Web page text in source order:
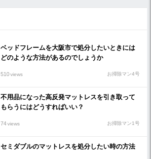
ベッドフレームを大阪市で処分したいときには
どのような方法があるのでしょうか
510views お掃除マン4号
不用品になった高反発マットレスを引き取って
もらうにはどうすればいい？
74views お掃除マン1号
セミダブルのマットレスを処分したい時の方法